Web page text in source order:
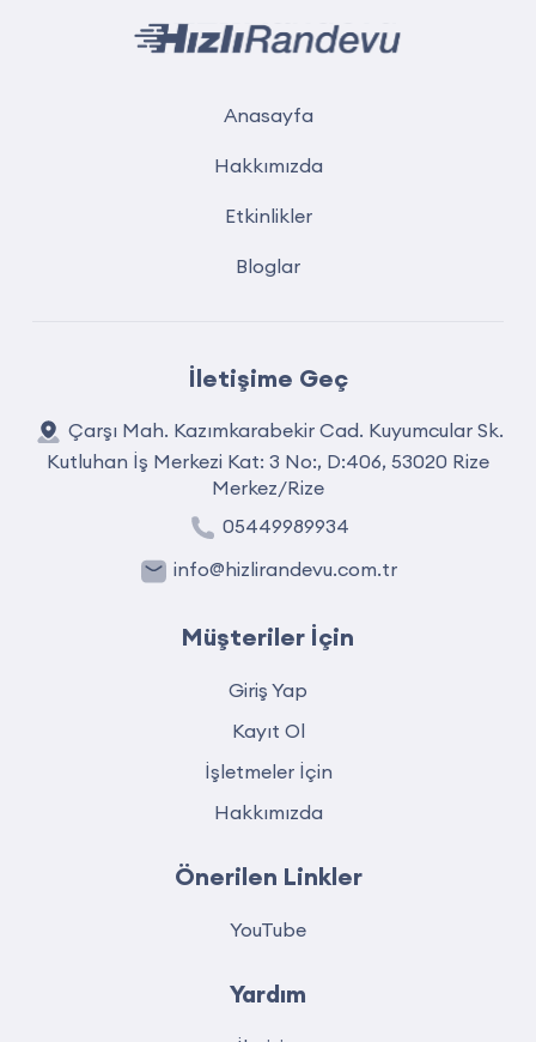
Anasayfa
Hakkımızda
Etkinlikler
Bloglar
İletişime Geç
Çarşı Mah. Kazımkarabekir Cad. Kuyumcular Sk.
Kutluhan İş Merkezi Kat: 3 No:, D:406, 53020 Rize
Merkez/Rize
05449989934
info@hizlirandevu.com.tr
Müşteriler İçin
Giriş Yap
Kayıt Ol
İşletmeler İçin
Hakkımızda
Önerilen Linkler
YouTube
Yardım